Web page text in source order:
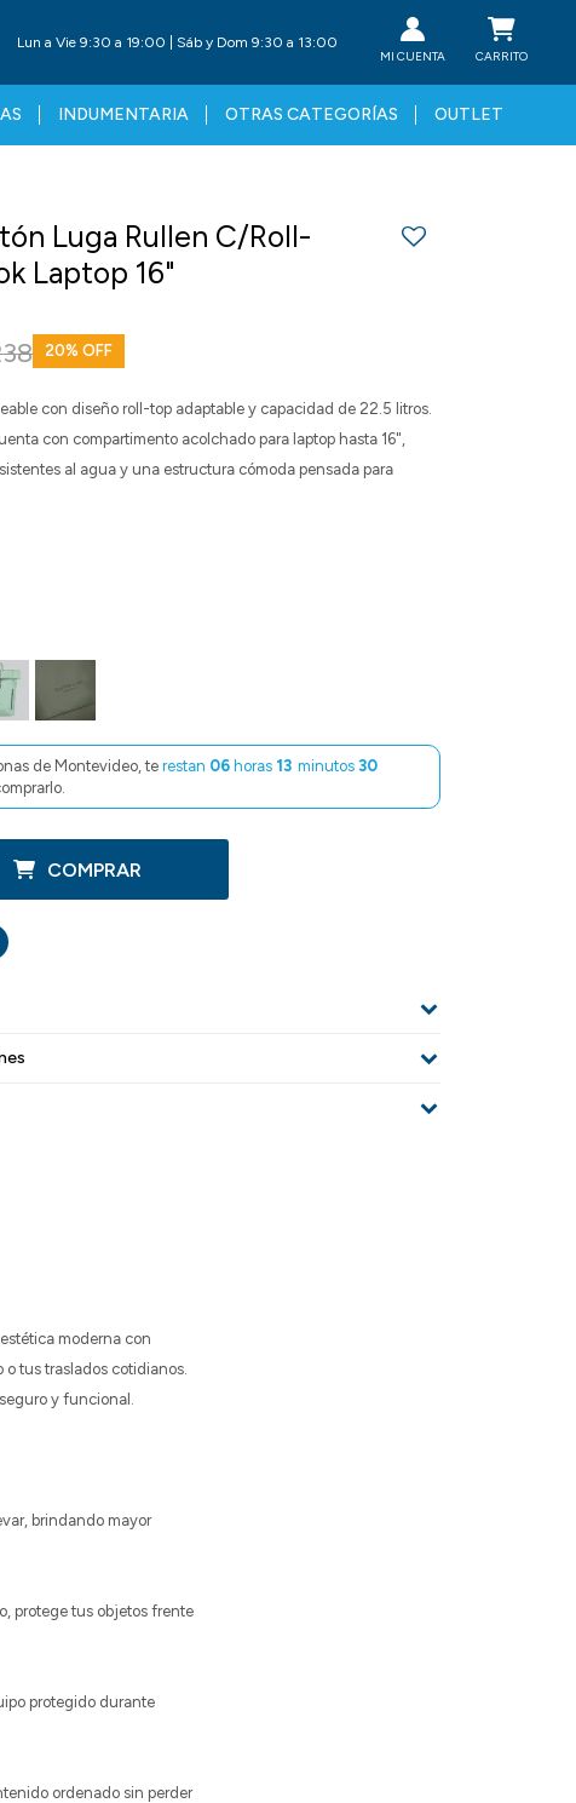
INDUMENTARIA OTRAS CATEGORÍAS OUTLET
Lun a Vie 9:30 a 19:00 | Sáb y Dom 9:30 a 13:00
Luga Rullen C/Roll-
Laptop 16"
20
con diseño roll-top adaptable y capacidad de 22.5 litros.
con compartimento acolchado para laptop hasta 16",
al agua y una estructura cómoda pensada para
de Montevideo, te restan 06 horas 13 minutos 29
COMPRAR
moderna con
tus traslados cotidianos.
y funcional.
brindando mayor
protege tus objetos frente
protegido durante
ordenado sin perder